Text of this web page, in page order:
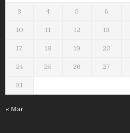
3 4 5 6
10 11 12 13
17 18 19 20
24 25 26 27
31
« Mar